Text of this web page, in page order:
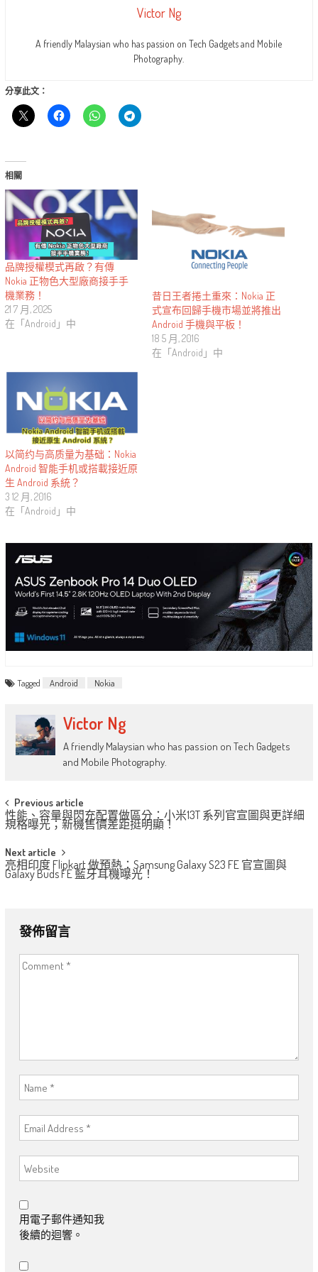
Victor Ng
A friendly Malaysian who has passion on Tech Gadgets and Mobile
Photography.
分享此文：
相關
品牌授權模式再啟？有傳
Nokia 正物色大型廠商接手手
機業務！
21 7 月, 2025
在「Android」中
昔日王者捲土重來：Nokia 正
式宣布回歸手機市場並將推出
Android 手機與平板！
18 5 月, 2016
在「Android」中
以简约与高质量为基础：Nokia
Android 智能手机或搭載接近原
生 Android 系統？
3 12 月, 2016
在「Android」中
Tagged Android Nokia
Victor Ng
A friendly Malaysian who has passion on Tech Gadgets
and Mobile Photography.
Post
navigation
Previous article
性能、容量與閃充配置做區分：小米13T 系列官宣圖與更詳細
規格曝光；新機售價差距挺明顯！
Next article
亮相印度 Flipkart 做預熱：Samsung Galaxy S23 FE 官宣圖與
Galaxy Buds FE 藍牙耳機曝光！
發佈留言
用電子郵件通知我
後續的迴響。